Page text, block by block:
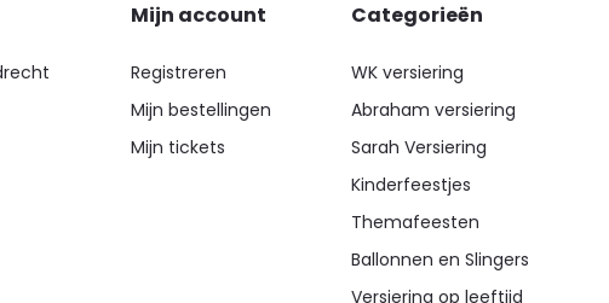
Mijn account
Registreren
Mijn bestellingen
Mijn tickets
Categorieën
WK versiering
Abraham versiering
Sarah Versiering
Kinderfeestjes
Themafeesten
Ballonnen en Slingers
Versiering op leeftijd